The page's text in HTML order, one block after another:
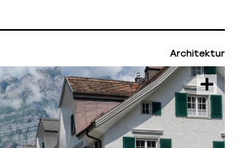
Architektur